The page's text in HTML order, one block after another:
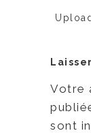
Votre
sont